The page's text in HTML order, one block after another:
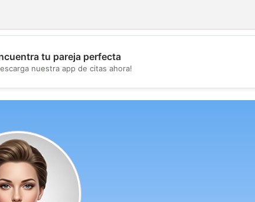
💖
tu pareja perfecta
nuestra app de citas ahora!